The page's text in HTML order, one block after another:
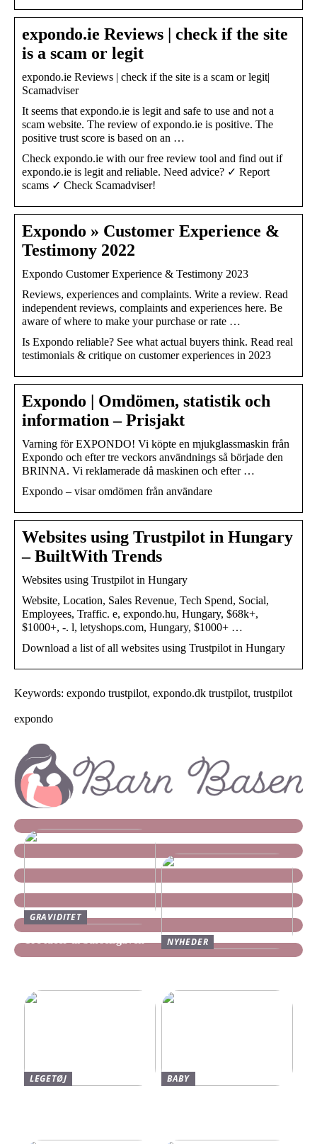
expondo.ie Reviews | check if the site
is a scam or legit
expondo.ie Reviews | check if the site is a scam or legit|
Scamadviser
It seems that expondo.ie is legit and safe to use and not a
scam website. The review of expondo.ie is positive. The
positive trust score is based on an …
Check expondo.ie with our free review tool and find out if
expondo.ie is legit and reliable. Need advice? ✓ Report
scams ✓ Check Scamadviser!
Expondo » Customer Experience &
Testimony 2022
Expondo Customer Experience & Testimony 2023
Reviews, experiences and complaints. Write a review. Read
independent reviews, complaints and experiences here. Be
aware of where to make your purchase or rate …
Is Expondo reliable? See what actual buyers think. Read real
testimonials & critique on customer experiences in 2023
Expondo | Omdömen, statistik och
information – Prisjakt
Varning för EXPONDO! Vi köpte en mjukglassmaskin från
Expondo och efter tre veckors användnings så började den
BRINNA. Vi reklamerade då maskinen och efter …
Expondo – visar omdömen från användare
Websites using Trustpilot in Hungary
– BuiltWith Trends
Websites using Trustpilot in Hungary
Website, Location, Sales Revenue, Tech Spend, Social,
Employees, Traffic. e, expondo.hu, Hungary, $68k+,
$1000+, -. l, letyshops.com, Hungary, $1000+ …
Download a list of all websites using Trustpilot in Hungary
Keywords: expondo trustpilot, expondo.dk trustpilot, trustpilot
expondo
GRAVIDITET
NYHEDER
LEGETØJ
BABY